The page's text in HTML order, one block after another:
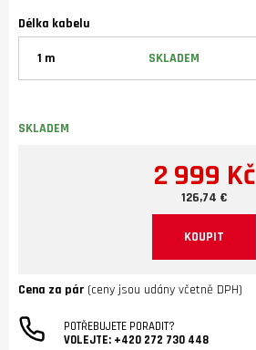
Délka kabelu
1 m SKLADEM
SKLADEM
2 999 Kč
126,74 €
KOUPIT
Cena za pár (ceny jsou udány včetně DPH)
POTŘEBUJETE PORADIT?
VOLEJTE: +420 272 730 448